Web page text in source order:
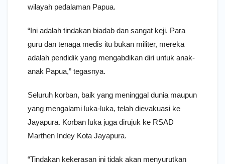
wilayah pedalaman Papua.
“Ini adalah tindakan biadab dan sangat keji. Para
guru dan tenaga medis itu bukan militer, mereka
adalah pendidik yang mengabdikan diri untuk anak-
anak Papua,” tegasnya.
Seluruh korban, baik yang meninggal dunia maupun
yang mengalami luka-luka, telah dievakuasi ke
Jayapura. Korban luka juga dirujuk ke RSAD
Marthen Indey Kota Jayapura.
“Tindakan kekerasan ini tidak akan menyurutkan